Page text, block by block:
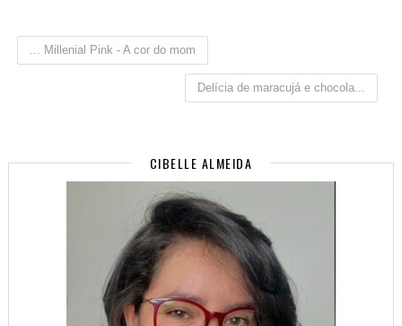
... Millenial Pink - A cor do mom
Delícia de maracujá e chocola...
CIBELLE ALMEIDA